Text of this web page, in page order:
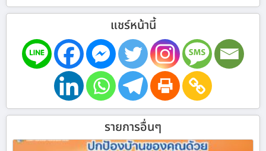
แชร์หน้านี้
รายการอื่นๆ